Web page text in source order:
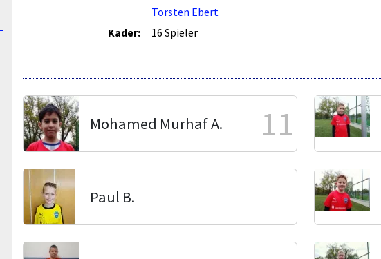
Torsten Ebert
Kader:
16 Spieler
Mohamed Murhaf A. 11
Paul B.